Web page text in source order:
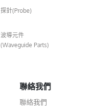
探針(Probe)
波導元件
(Waveguide Parts)
聯絡我們
聯絡我們